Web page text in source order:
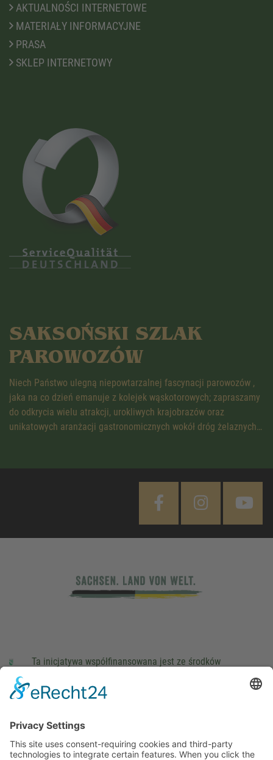
AKTUALNOŚCI INTERNETOWE
MATERIAŁY INFORMACYJNE
PRASA
SKLEP INTERNETOWY
SAKSOŃSKI SZLAK
PAROWOZÓW
Niech Państwo ulegną niepowtarzalnej fascynacji parowozów ,
jaka na co dzień emanuje z kolejek wąskotorowych; zapraszamy
do odkrycia wielu atrakcji, urokliwych krajobrazów oraz
unikatowych aranżacji gastronomicznych wokół dróg żelaznych…
Ta inicjatywa współfinansowana jest ze środków
parlamentarzystów Landtagu Saksońskiego budżetu.
stopka redakcyjna